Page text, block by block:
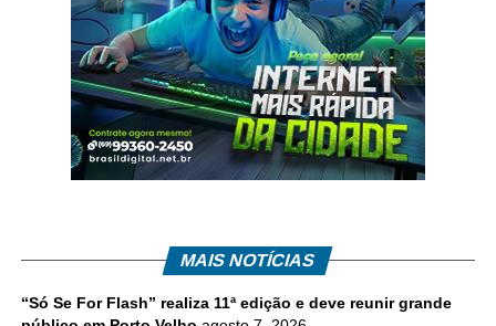
MAIS NOTÍCIAS
“Só Se For Flash” realiza 11ª edição e deve reunir grande